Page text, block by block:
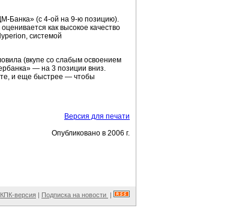
Банка» (с 4-ой на 9-ю позицию).
как высокое качество
системой
(вкупе со слабым освоением
— на 3 позиции вниз.
и еще быстрее — чтобы
Версия для печати
Опубликовано в 2006 г.
КПК-версия | Подписка на новости |